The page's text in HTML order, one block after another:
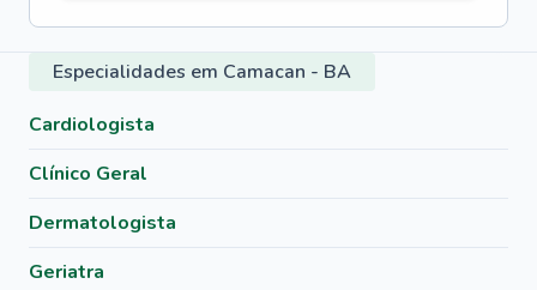
Especialidades em Camacan - BA
Cardiologista
Clínico Geral
Dermatologista
Geriatra